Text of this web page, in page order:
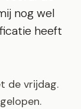
nog wel
heeft
de vrijdag.